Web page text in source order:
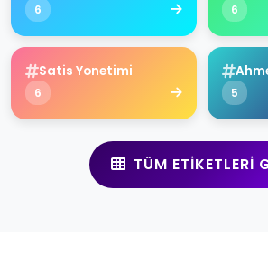
6 6
Satis Yonetimi
6 5
TÜM ETIKETLERI